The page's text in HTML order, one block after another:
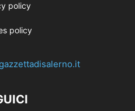
policy
policy